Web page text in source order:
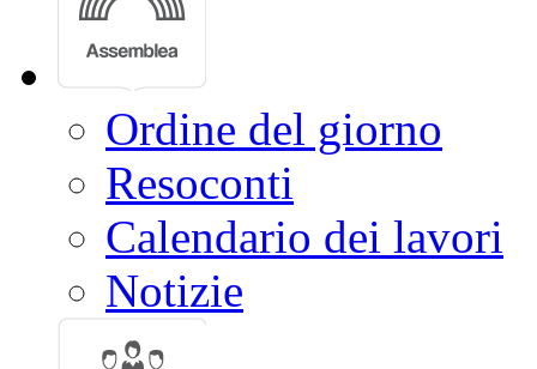
Ordine del giorno
Resoconti
Calendario dei lavori
Notizie